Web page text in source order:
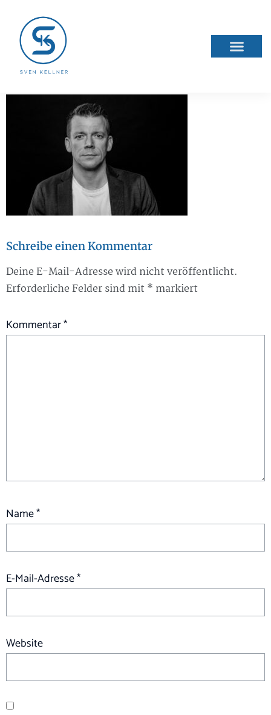
026-08-04-22sw
Schreibe einen Kommentar
Deine E-Mail-Adresse wird nicht veröffentlicht.
Erforderliche Felder sind mit* markiert
Kommentar*
Name*
E-Mail-Adresse*
Website